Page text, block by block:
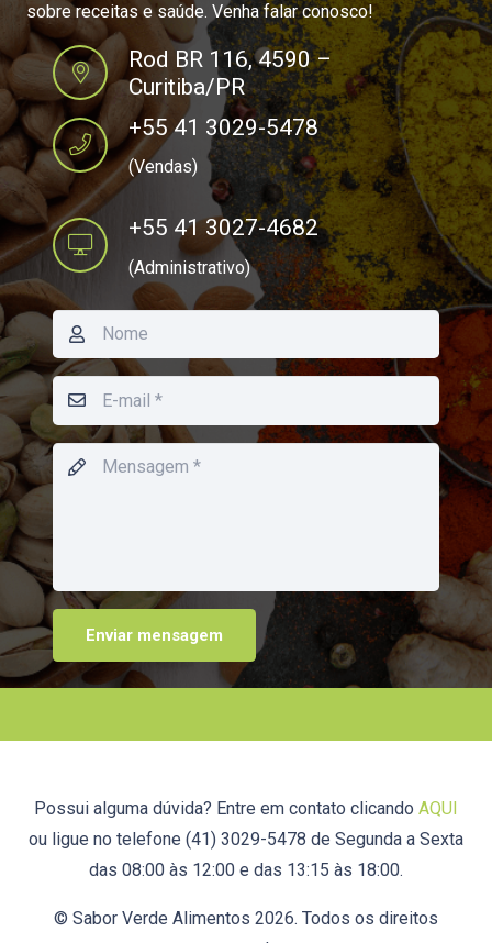
sobre receitas e saúde. Venha falar conosco!
Rod BR 116, 4590 –
Curitiba/PR
+55 41 3029-5478
(Vendas)
+55 41 3027-4682
(Administrativo)
Enviar mensagem
Possui alguma dúvida? Entre em contato clicando AQUI
ou ligue no telefone (41) 3029-5478 de Segunda a Sexta
das 08:00 às 12:00 e das 13:15 às 18:00.
© Sabor Verde Alimentos 2026. Todos os direitos